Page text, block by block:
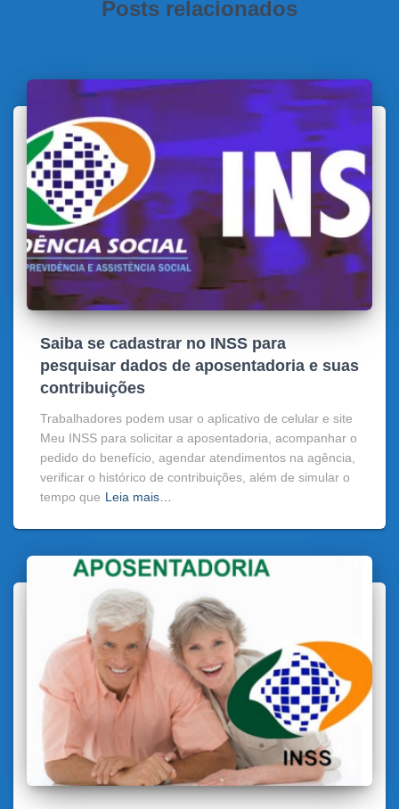
Posts relacionados
Saiba se cadastrar no INSS para
pesquisar dados de aposentadoria e suas
contribuições
Trabalhadores podem usar o aplicativo de celular e site
Meu INSS para solicitar a aposentadoria, acompanhar o
pedido do benefício, agendar atendimentos na agência,
verificar o histórico de contribuições, além de simular o
tempo que Leia mais…